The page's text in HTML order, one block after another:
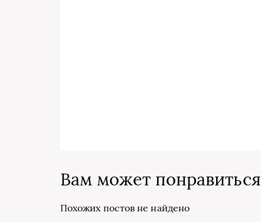
Вам может понравиться
Похожих постов не найдено